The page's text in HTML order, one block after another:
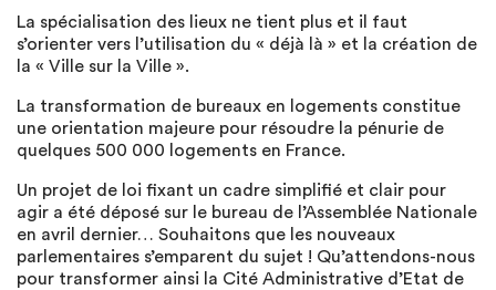
La spécialisation des lieux ne tient plus et il faut
s’orienter vers l’utilisation du « déjà là » et la création de
la « Ville sur la Ville ».
La transformation de bureaux en logements constitue
une orientation majeure pour résoudre la pénurie de
quelques 500 000 logements en France.
Un projet de loi fixant un cadre simplifié et clair pour
agir a été déposé sur le bureau de l’Assemblée Nationale
en avril dernier… Souhaitons que les nouveaux
parlementaires s’emparent du sujet ! Qu’attendons-nous
pour transformer ainsi la Cité Administrative d’Etat de